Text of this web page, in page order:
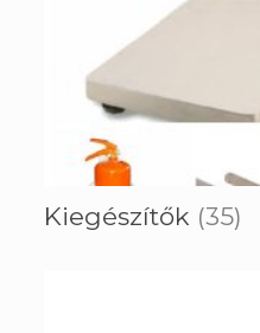
Kiegészítők (35)